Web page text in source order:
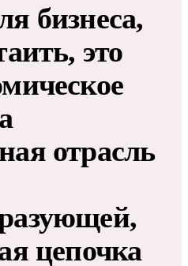
бизнеса,
это
отрасль
цепочка